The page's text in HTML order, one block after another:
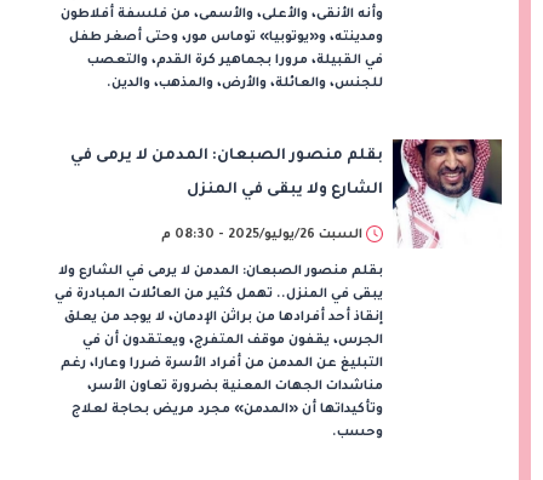
وأنه الأنقى، والأعلى، والأسمى، من فلسفة أفلاطون
ومدينته، و«يوتوبيا» توماس مور، وحتى أصغر طفل
في القبيلة، مرورا بجماهير كرة القدم، والتعصب
للجنس، والعائلة، والأرض، والمذهب، والدين.
بقلم منصور الصبعان: المدمن لا يرمى في
الشارع ولا يبقى في المنزل
السبت 26/يوليو/2025 - 08:30 م
بقلم منصور الصبعان: المدمن لا يرمى في الشارع ولا
يبقى في المنزل.. تهمل كثير من العائلات المبادرة في
إنقاذ أحد أفرادها من براثن الإدمان، لا يوجد من يعلق
الجرس، يقفون موقف المتفرج، ويعتقدون أن في
التبليغ عن المدمن من أفراد الأسرة ضررا وعارا، رغم
مناشدات الجهات المعنية بضرورة تعاون الأسر،
وتأكيداتها أن «المدمن» مجرد مريض بحاجة لعلاج
وحسب.